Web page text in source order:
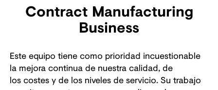
Contract Manufacturing
Business
Este equipo tiene como prioridad incuestionable
la mejora continua de nuestra calidad, de
los costes y de los niveles de servicio. Su trabajo